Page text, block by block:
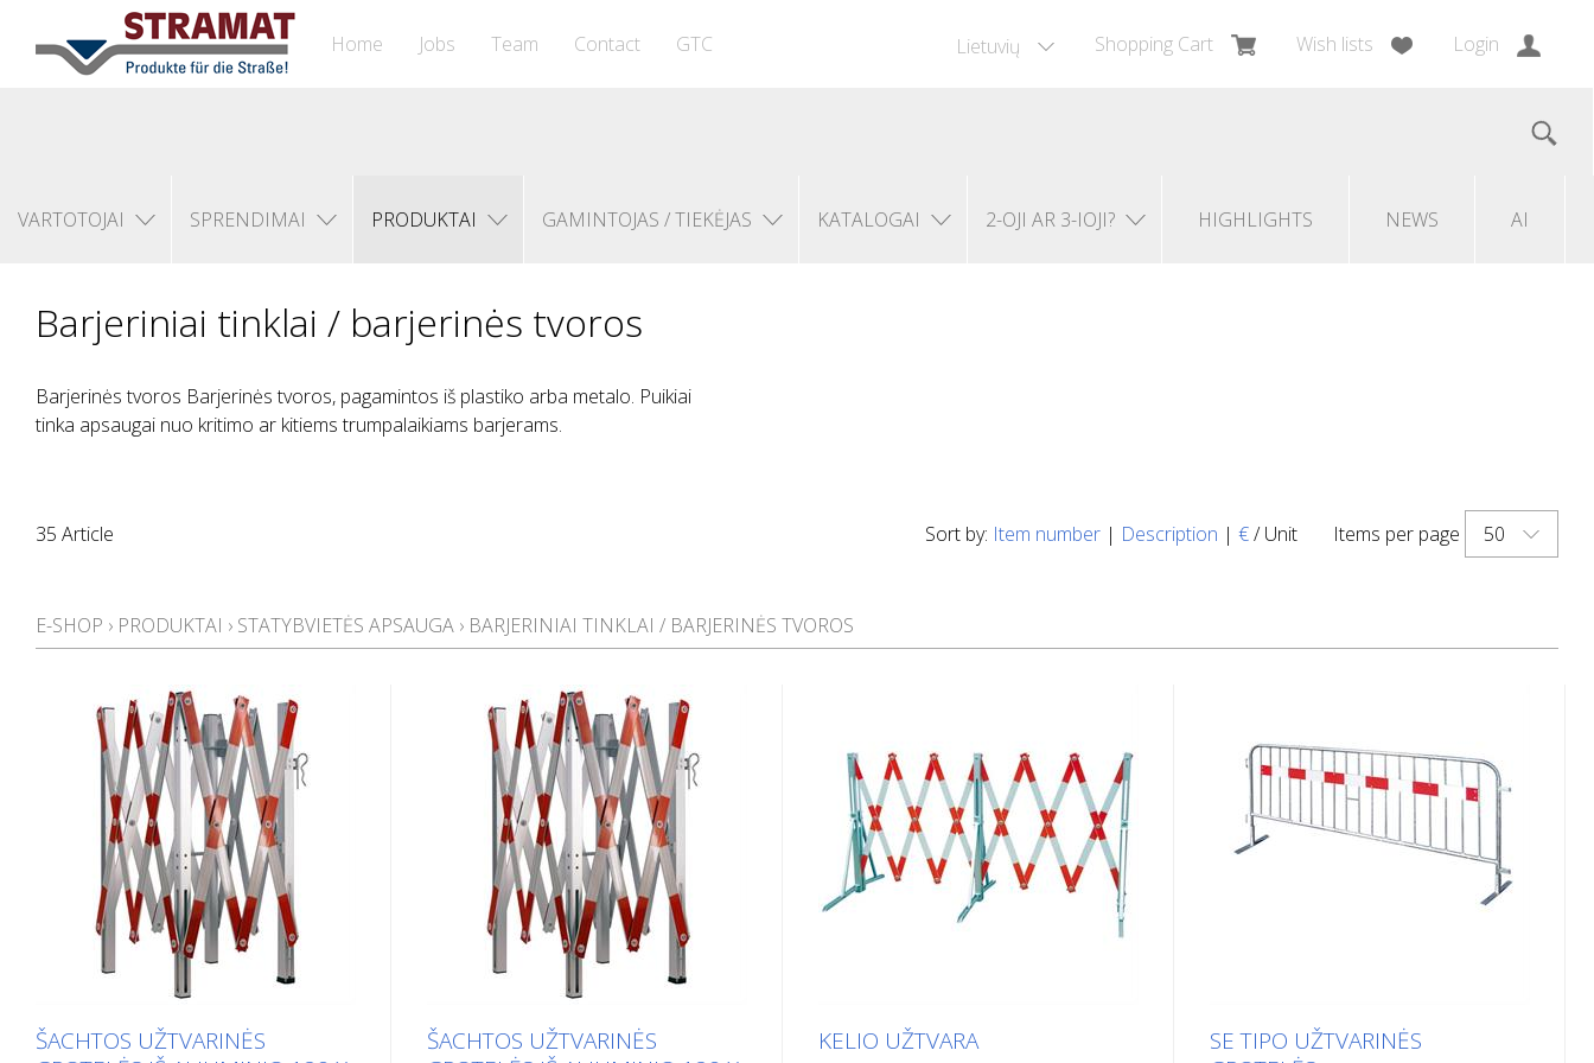
Lietuvių Shopping Cart Wish lists Login
Home Jobs Team Contact GTC
VARTOTOJAI SPRENDIMAI PRODUKTAI GAMINTOJAS / TIEKĖJAS KATALOGAI 2-OJI AR 3-IOJI? HIGHLIGHTS NEWS AI
Barjeriniai tinklai / barjerinės tvoros
Barjerinės tvoros Barjerinės tvoros, pagamintos iš plastiko arba metalo. Puikiai
tinka apsaugai nuo kritimo ar kitiems trumpalaikiams barjerams.
Items per page 50
Sort by: Item number | Description | €/ Unit
35 Article
E-SHOP › PRODUKTAI › STATYBVIETĖS APSAUGA › BARJERINIAI TINKLAI / BARJERINĖS TVOROS
ŠACHTOS UŽTVARINĖS
ŠACHTOS UŽTVARINĖS
KELIO UŽTVARA
SE TIPO UŽTVARINĖS